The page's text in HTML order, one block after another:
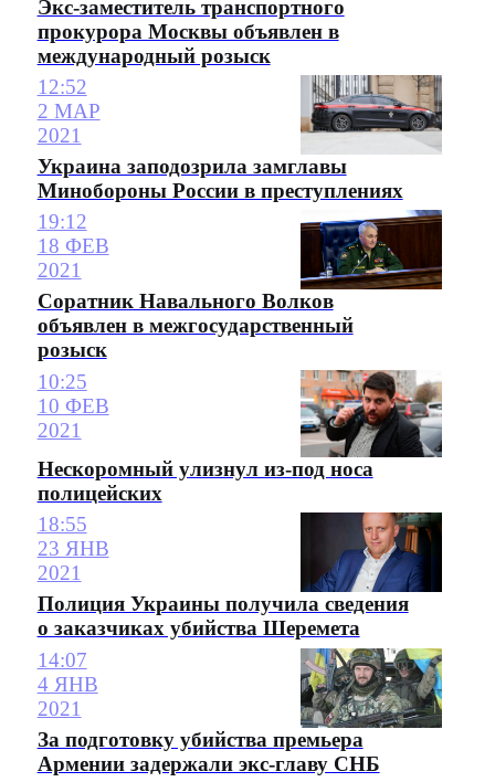
Экс-заместитель транспортного
прокурора Москвы объявлен в
международный розыск
12:52
2 МАР
2021
Украина заподозрила замглавы
Минобороны России в преступлениях
19:12
18 ФЕВ
2021
Соратник Навального Волков
объявлен в межгосударственный
розыск
10:25
10 ФЕВ
2021
Нескоромный улизнул из-под носа
полицейских
18:55
23 ЯНВ
2021
Полиция Украины получила сведения
о заказчиках убийства Шеремета
14:07
4 ЯНВ
2021
За подготовку убийства премьера
Армении задержали экс-главу СНБ